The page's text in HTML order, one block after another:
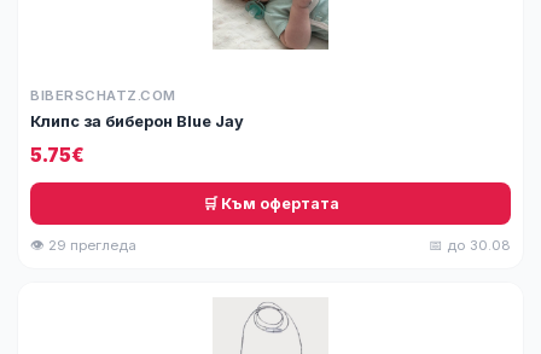
BIBERSCHATZ.COM
Клипс за биберон Blue Jay
5.75€
🛒 Към офертата
👁 29 прегледа 📅 до 30.08